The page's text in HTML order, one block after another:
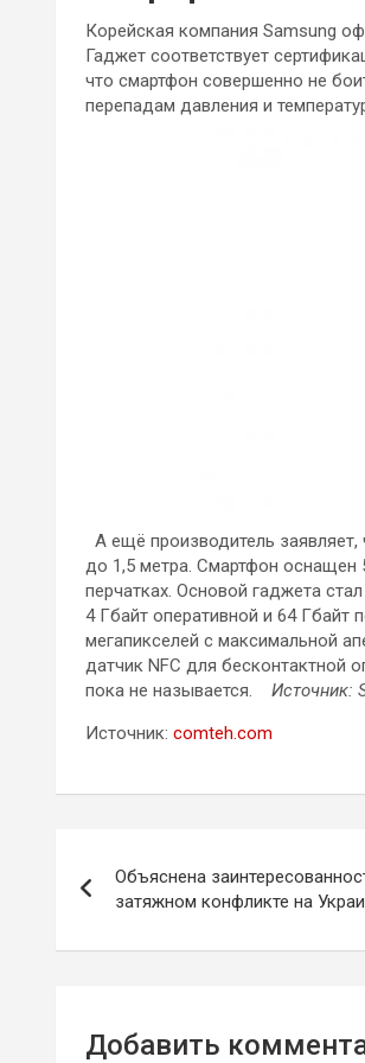
Корейская компания Samsung
Гаджет соответствует
что смартфон совершенно не
перепадам давления и
А ещё производитель
до 1,5 метра. Смартфон
перчатках. Основой гаджета
4 Гбайт оперативной и 64 Гбайт
мегапикселей с максимальной
датчик NFC для бесконтактной
пока не называется. Источник:
Источник: comteh.com
по
записям
Объяснена
затяжном конфликте на
Добавить